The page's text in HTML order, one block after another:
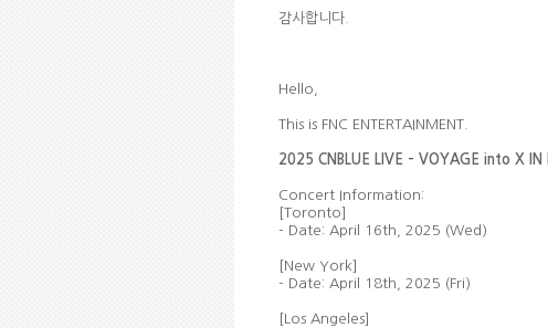
감사합니다
Hello,
This is FNC ENTERTAINMENT.
2025 CNBLUE LIVE – VOYAGE into X IN
Concert Information:
[Toronto]
- Date: April
16th, 2025 (Wed)
[New York]
- Date: April 18th, 2025 (Fri)
[Los Angeles]